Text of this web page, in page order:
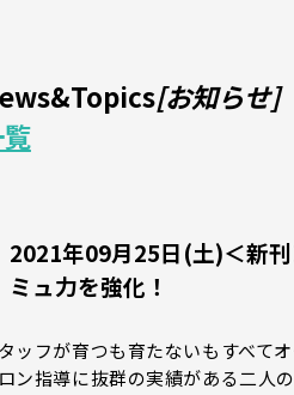
[お知らせ]
2021年09月25日(土)＜新
ミュ力を強化！
ッフが育つも育たないもすべて
ン指導に抜群の実績がある二人